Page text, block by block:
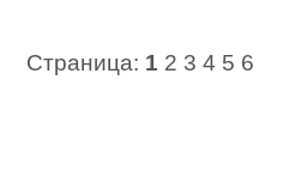
Страница: 1 2 3 4 5 6